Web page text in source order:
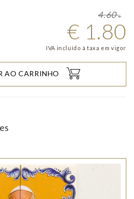
4.60 €
€ 1.80
IVA incluído à taxa em vigor
AO CARRINHO